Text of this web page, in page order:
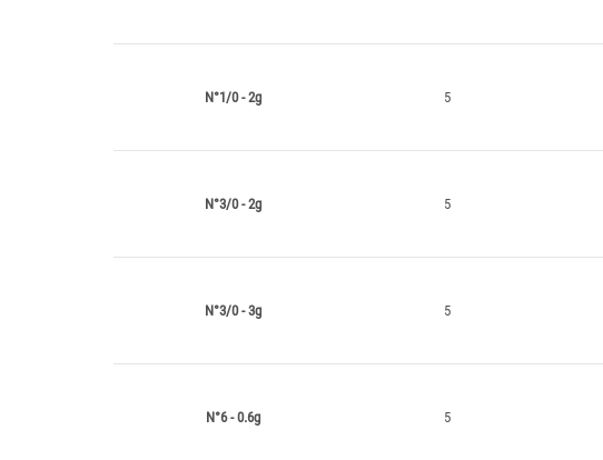
N°1/0 - 2g 5
N°3/0 - 2g 5
N°3/0 - 3g 5
N°6 - 0.6g 5